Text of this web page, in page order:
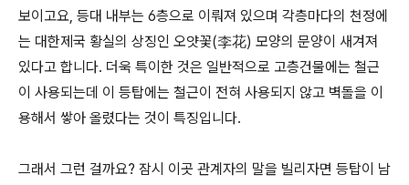
보이고요, 등대 내부는 6층으로 이뤄져 있으며 각층마다의 천정에
는 대한제국 황실의 상징인 오얏꽃(李花) 모양의 문양이 새겨져
있다고 합니다. 더욱 특이한 것은 일반적으로 고층건물에는 철근
이 사용되는데 이 등탑에는 철근이 전혀 사용되지 않고 벽돌을 이
용해서 쌓아 올렸다는 것이 특징입니다.
그래서 그런 걸까요? 잠시 이곳 관계자의 말을 빌리자면 등탑이 남